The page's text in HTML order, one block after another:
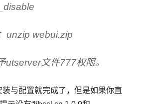
unzip webui.zip
utserver文件777权限。
与配置就完成了，但是如果你直